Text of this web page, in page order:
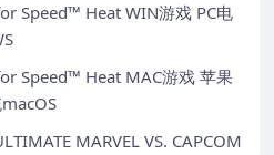
Speed™ Heat WIN游戏 PC电
Speed™ Heat MAC游戏 苹果
MARVEL VS. CAPCOM